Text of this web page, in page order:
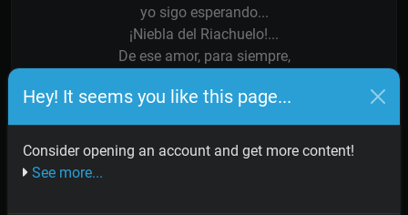
Hey! It seems you like this page...
Consider opening an account and get more content!
See more...
yo sigo esperando...
¡Niebla del Riachuelo!...
De ese amor, para siempre,
Nunca más volvió,
nunca más la vi,
nunca más su voz nombró mi nombre junto a mí...